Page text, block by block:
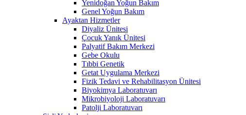
Yenidoğan Yoğun Bakım
Genel Yoğun Bakım
Ayaktan Hizmetler
Diyaliz Ünitesi
Çocuk Yanık Ünitesi
Palyatif Bakım Merkezi
Gebe Okulu
Tıbbi Genetik
Getat Uygulama Merkezi
Fizik Tedavi ve Rehabilitasyon Ünitesi
Biyokimya Laboratuvarı
Mikrobiyoloji Laboratuvarı
Patolji Laboratuvarı